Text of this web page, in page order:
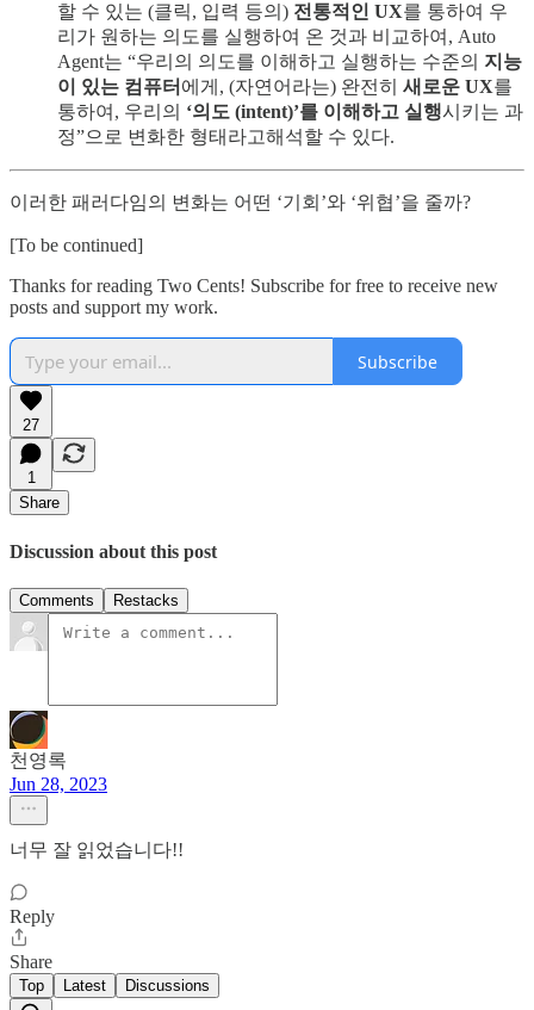
할 수 있는 (클릭, 입력 등의) 전통적인 UX를 통하여 우
리가 원하는 의도를 실행하여 온 것과 비교하여, Auto
Agent는 “우리의 의도를 이해하고 실행하는 수준의 지능
이 있는 컴퓨터 에게, (자연어라는) 완전히 새로운 UX를
통하여, 우리의 ‘의도 (intent)’를 이해하고 실행시키는 과
정”으로 변화한 형태라고해석할 수 있다.
이러한 패러다임의 변화는 어떤 ‘기회’와 ‘위협’을 줄까?
[To be continued]
Thanks for reading Two Cents! Subscribe for free to receive new
posts and support my work.
Subscribe
27
1
Share
Discussion about this post
Comments Restacks
천영록
Jun 28, 2023
너무 잘 읽었습니다!!
Reply
Share
Top Latest Discussions